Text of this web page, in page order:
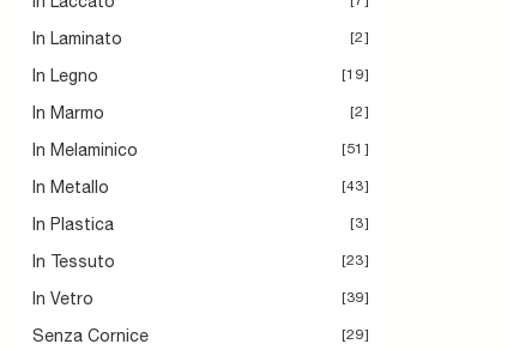
In Laminato 2
In Legno 19
In Marmo 2
In Melaminico 51
In Metallo 43
In Plastica 3
In Tessuto 23
In Vetro 39
Senza Cornice 29